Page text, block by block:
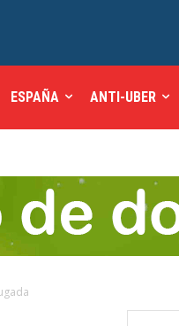
ESPAÑA ANTI-UBER